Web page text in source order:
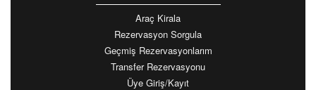
Araç Kirala
Rezervasyon Sorgula
Geçmiş Rezervasyonlarım
Transfer Rezervasyonu
Üye Giriş/Kayıt